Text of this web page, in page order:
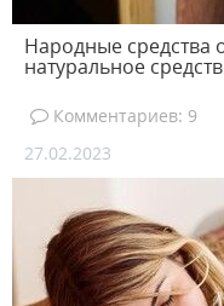
Народные средства
натуральное
Комментариев: 9
27.02.2023